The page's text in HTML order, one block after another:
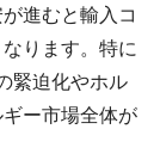
進むと輸入コ
ります。特に
緊迫化やホル
ー市場全体が